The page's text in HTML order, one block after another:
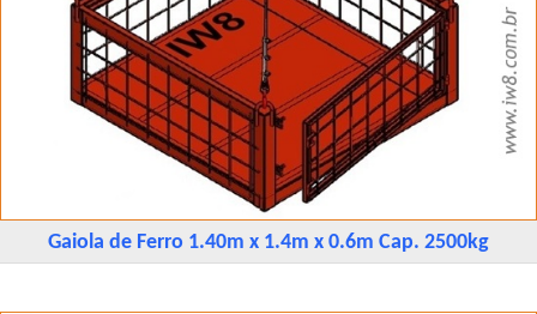
Gaiola de Ferro 1.40m x 1.4m x 0.6m Cap. 2500kg